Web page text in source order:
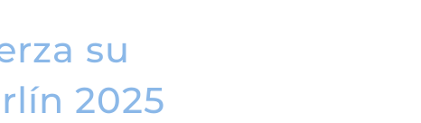
su
2025